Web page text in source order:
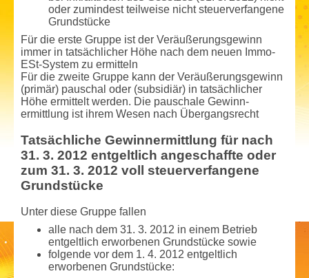
oder zumindest teilweise nicht steuerverfangene
Grundstücke
Für die erste Gruppe ist der Veräußerungs­gewinn
immer in tatsächlicher Höhe nach dem neuen Immo-
ESt-System zu ermitteln
Für die zweite Gruppe kann der Veräußerungs­gewinn
(primär) pauschal oder (subsidiär) in tatsächlicher
Höhe ermittelt werden. Die pauschale Gewinn­
ermittlung ist ihrem Wesen nach Übergangs­recht
Tatsächliche Gewinn­ermittlung für nach
31. 3. 2012 entgeltlich angeschaffte oder
zum 31. 3. 2012 voll steuerverfangene
Grundstücke
Unter diese Gruppe fallen
alle nach dem 31. 3. 2012 in einem Betrieb
entgeltlich erworbenen Grundstücke sowie
folgende vor dem 1. 4. 2012 entgeltlich
erworbenen Grundstücke: